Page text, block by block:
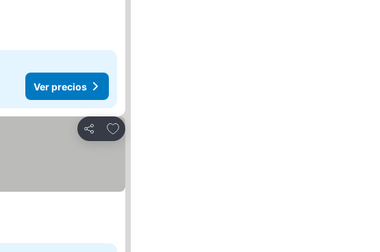
Ver precios
Compartir
Añadir a favoritos